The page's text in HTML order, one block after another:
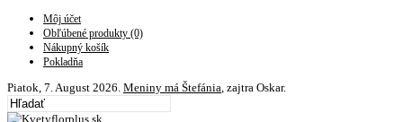
Môj účet
Obľúbené produkty (0)
Nákupný košík
Pokladňa
Piatok, 7. August 2026. Meniny má Štefánia, zajtra Oskar.